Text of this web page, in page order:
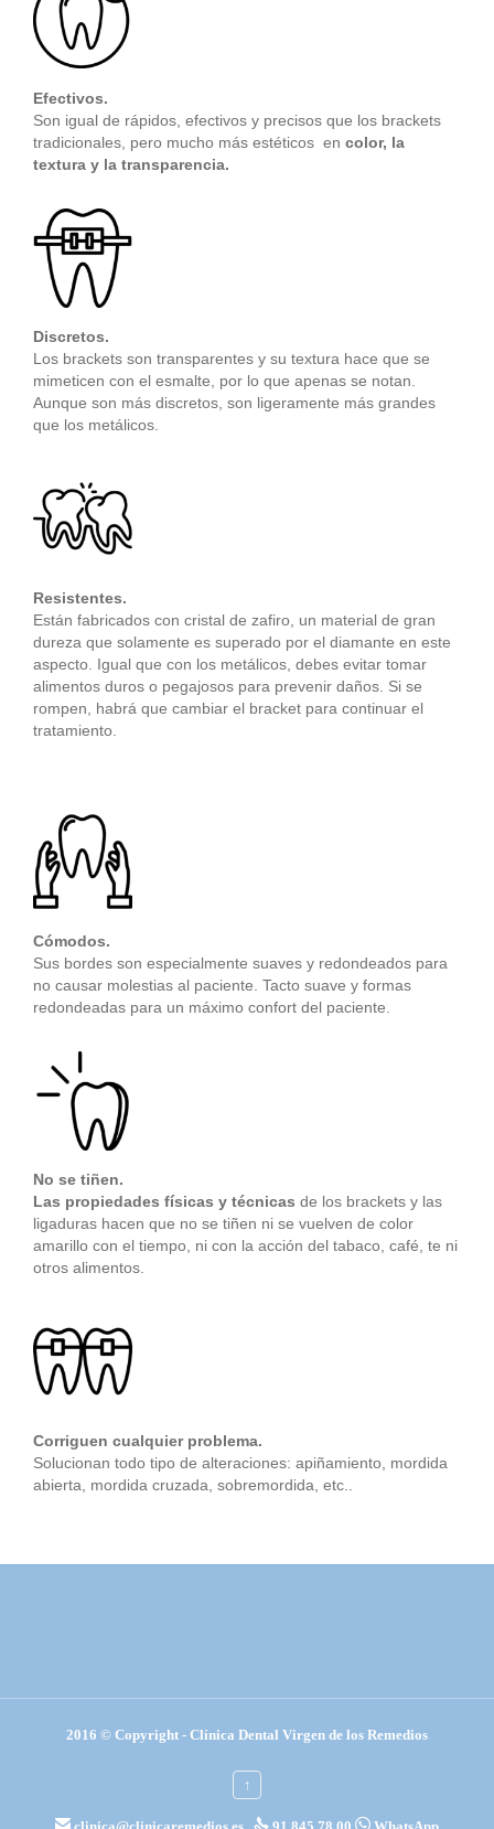
Efectivos.
Son igual de rápidos, efectivos y precisos que los brackets
tradicionales, pero mucho más estéticos en color, la
textura y la transparencia.
Discretos.
Los brackets son transparentes y su textura hace que se
mimeticen con el esmalte, por lo que apenas se notan.
Aunque son más discretos, son ligeramente más grandes
que los metálicos.
Resistentes.
Están fabricados con cristal de zafiro, un material de gran
dureza que solamente es superado por el diamante en este
aspecto. Igual que con los metálicos, debes evitar tomar
alimentos duros o pegajosos para prevenir daños. Si se
rompen, habrá que cambiar el bracket para continuar el
tratamiento.
Cómodos.
Sus bordes son especialmente suaves y redondeados para
no causar molestias al paciente. Tacto suave y formas
redondeadas para un máximo confort del paciente.
No se tiñen.
Las propiedades físicas y técnicas de los brackets y las
ligaduras hacen que no se tiñen ni se vuelven de color
amarillo con el tiempo, ni con la acción del tabaco, café, te ni
otros alimentos.
Corriguen cualquier problema.
Solucionan todo tipo de alteraciones: apiñamiento, mordida
abierta, mordida cruzada, sobremordida, etc..
2016 © Copyright - Clínica Dental Virgen de los Remedios
↑
  